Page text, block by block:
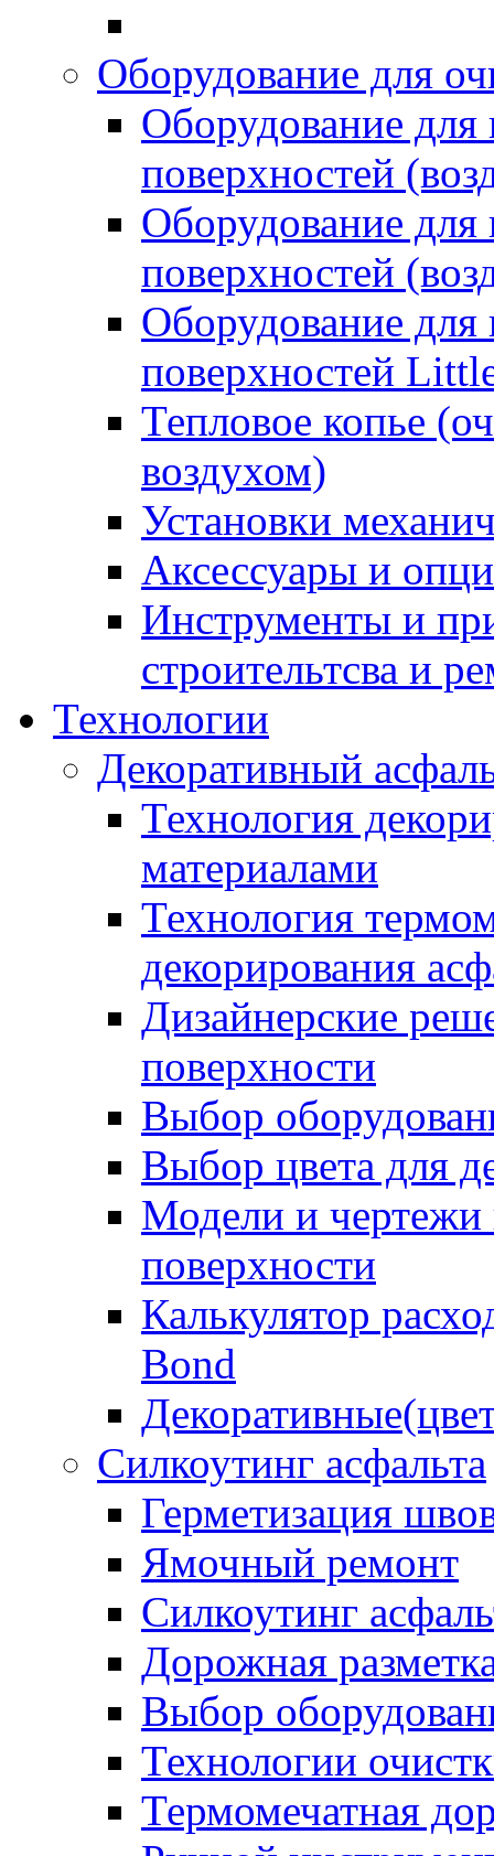
Оборудование для
Оборудование
поверхностей
Оборудование
поверхностей
Оборудование
поверхностей
Тепловое копье
воздухом)
Установки
Аксессуары и
Инструменты и
строительтсва и
Технологии
Декоративный
Технология
материалами
Технология
декорирования
Дизайнерские
поверхности
Выбор
Выбор цвета для
Модели и чертежи
поверхности
Калькулятор
Bond
Силкоутинг асфальта
Герметизация
Ямочный ремонт
Силкоутинг
Дорожная
Выбор
Технологии
Термомечатная